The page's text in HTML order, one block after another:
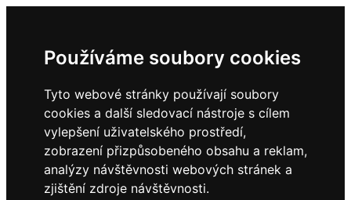
Používáme soubory cookies
Tyto webové stránky používají soubory
cookies a další sledovací nástroje s cílem
vylepšení uživatelského prostředí,
zobrazení přizpůsobeného obsahu a reklam,
analýzy návštěvnosti webových stránek a
zjištění zdroje návštěvnosti.